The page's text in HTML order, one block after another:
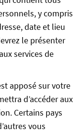
y compris
date et lieu
le présenter
services de
apposé sur votre
d’accéder aux
Certains pays
vous